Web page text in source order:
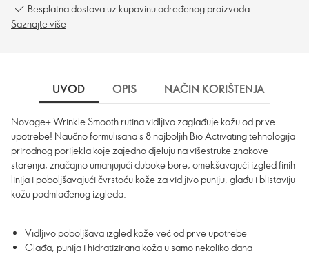
Besplatna dostava uz kupovinu određenog proizvoda.
Saznajte više
UVOD OPIS NAČIN KORIŠTENJA
Novage+ Wrinkle Smooth rutina vidljivo zaglađuje kožu od prve
upotrebe! Naučno formulisana s 8 najboljih Bio Activating tehnologija
prirodnog porijekla koje zajedno djeluju na višestruke znakove
starenja, značajno umanjujući duboke bore, omekšavajući izgled finih
linija i poboljšavajući čvrstoću kože za vidljivo puniju, glađu i blistaviju
kožu podmlađenog izgleda.
Vidljivo poboljšava izgled kože već od prve upotrebe
Glađa, punija i hidratizirana koža u samo nekoliko dana